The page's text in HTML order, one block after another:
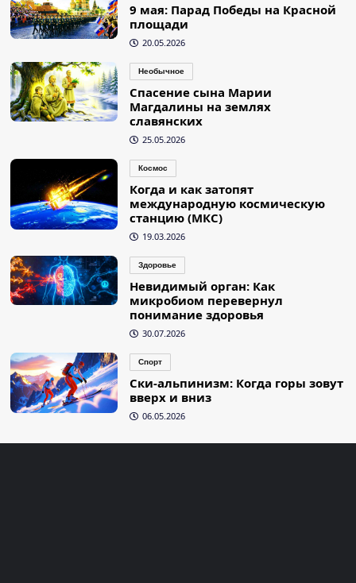
9 мая: Парад Победы на Красной
площади
20.05.2026
Необычное
Спасение сына Марии
Магдалины на землях
славянских
25.05.2026
Космос
Когда и как затопят
международную космическую
станцию (МКС)
19.03.2026
Здоровье
Невидимый орган: Как
микробиом перевернул
понимание здоровья
30.07.2026
Спорт
Ски-альпинизм: Когда горы зовут
вверх и вниз
06.05.2026